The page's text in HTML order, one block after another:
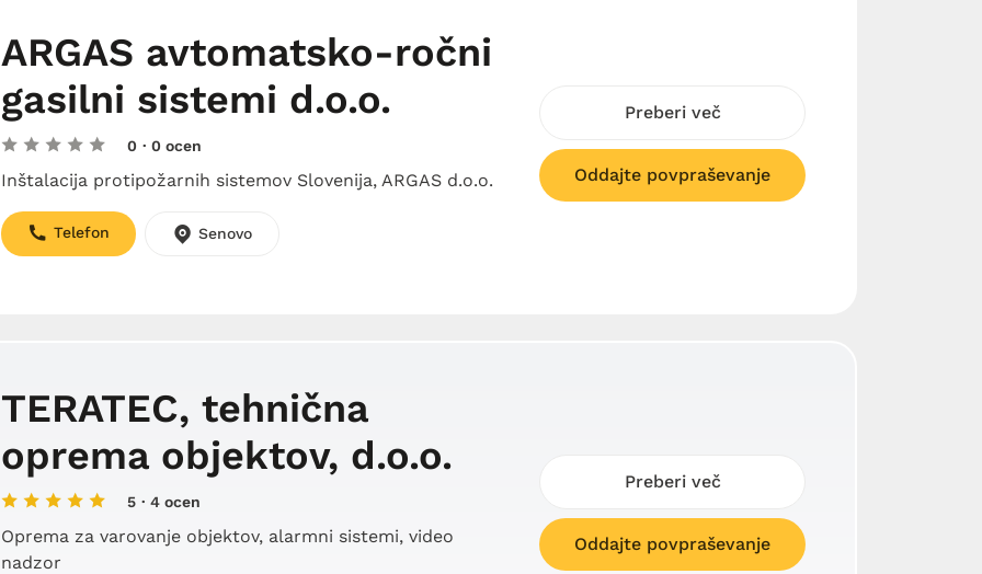
ARGAS avtomatsko-ročni
gasilni sistemi d.o.o.
0 · 0 ocen
Inštalacija protipožarnih sistemov Slovenija, ARGAS d.o.o.
Telefon Senovo
Preberi več
Oddajte povpraševanje
TERATEC, tehnična
oprema objektov, d.o.o.
5 · 4 ocen
Oprema za varovanje objektov, alarmni sistemi, video
nadzor
Preberi več
Oddajte povpraševanje